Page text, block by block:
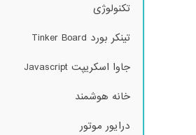
تکنولوژی
تینکر بورد Tinker Board
جاوا اسکریپت Javascript
خانه هوشمند
درایور موتور